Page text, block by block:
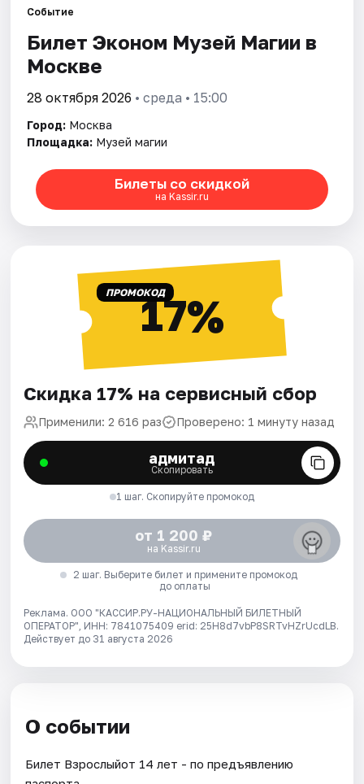
Событие
Билет Эконом Музей Магии в
Москве
28 октября 2026 • среда • 15:00
Город: Москва
Площадка: Музей магии
Билеты со скидкой
на Kassir.ru
ПРОМОКОД17%
Скидка 17% на сервисный сбор
Применили: 2 616 раз Проверено: 1 минуту назад
адмитад
Скопировать
1 шаг. Скопируйте промокод
от 1 200 ₽
на Kassir.ru
2 шаг. Выберите билет и примените промокод
до оплаты
Реклама. ООО "КАССИР.РУ-НАЦИОНАЛЬНЫЙ БИЛЕТНЫЙ
ОПЕРАТОР", ИНН: 7841075409 erid: 25H8d7vbP8SRTvHZrUcdLB.
Действует до 31 августа 2026
О событии
Билет Взрослыйот 14 лет - по предъявлению